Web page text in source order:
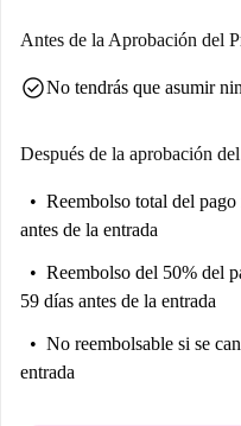
convertirlo en su nuevo hogar.
Antes de la Aprobación del
check_circleNo tendrás que asumir
Después de la aprobación
Reembolso total del
antes de la entrada
Reembolso del 50% del
59 días antes de la entrada
No reembolsable si se
entrada